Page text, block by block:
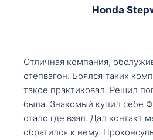
Honda
Отличная компания,
степвагон. Боялся таких
такое практиковал. Решил
была. Знакомый купил себе
стало где взял. Дал контакт
обратился к нему.